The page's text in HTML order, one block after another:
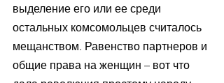
выделение его или ее среди
остальных комсомольцев считалось
мещанством. Равенство партнеров и
общие права на женщин – вот что